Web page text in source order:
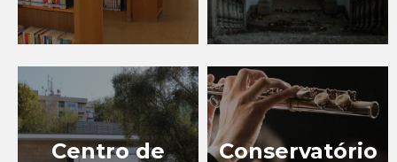
EXPERIÊNCIAS
EVENTOS
BLOG
Centro de
Conservatório